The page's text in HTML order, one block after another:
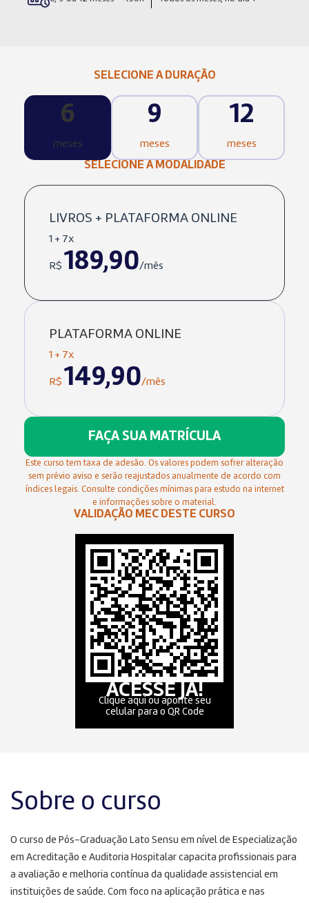
Sobre o curso
O curso de Pós-Graduação Lato Sensu em nível de Especialização
em Acreditação e Auditoria Hospitalar capacita profissionais para
a avaliação e melhoria contínua da qualidade assistencial em
instituições de saúde. Com foco na aplicação prática e nas
SELECIONE A DURAÇÃO
6
meses
9
meses
12
meses
SELECIONE A MODALIDADE
LIVROS + PLATAFORMA ONLINE
1 + 7x
R$ 189,90/mês
PLATAFORMA ONLINE
1 + 7x
R$ 149,90/mês
FAÇA SUA MATRÍCULA
Este curso tem taxa de adesão. Os valores podem sofrer alteração
sem prévio aviso e serão reajustados anualmente de acordo com
índices legais. Consulte condições mínimas para estudo na internet
e informações sobre o material.
VALIDAÇÃO MEC DESTE CURSO
ACESSE JÁ!
Clique aqui ou aponte seu
celular para o QR Code